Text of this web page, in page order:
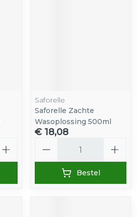
Saforelle
Saforelle Zachte
Wasoplossing 500ml
€ 18,08
Bestel